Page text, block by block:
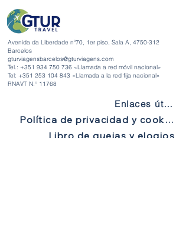
Avenida da Liberdade nº70, 1er piso, Sala A, 4750-312
Barcelos
gturviagensbarcelos@gturviagens.com
Tel.: +351 934 750 736 «Llamada a red móvil nacional»
Tel: +351 253 104 843 «Llamada a la red fija nacional»
RNAVT N.° 11768
Enlaces útiles
Política de privacidad y cookies
Libro de quejas y elogios